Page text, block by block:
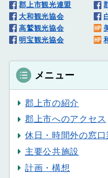
郡上市観光連盟
大和観光協会
高鷲観光協会
明宝観光協会
メニュー
郡上市の紹介
郡上市へのアクセス
休日・時間外の窓口
主要公共施設
計画・構想